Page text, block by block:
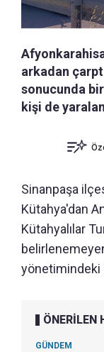
arkadan
sonucunda
kişi de
Sinanpaşa
Kütahya'dan
Kütahyalılar
yönetimindeki
ÖNERİLEN
GÜNDEM